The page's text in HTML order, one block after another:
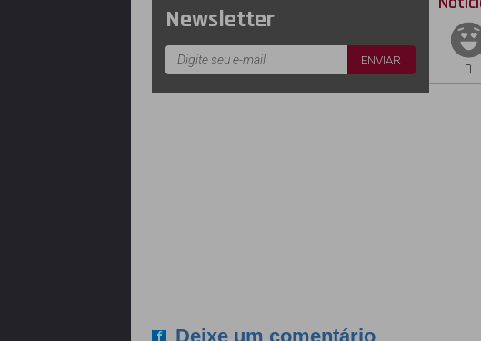
Newsletter
0
Deixe um comentário